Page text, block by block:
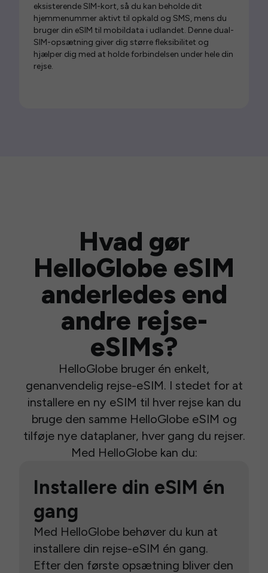
eksisterende SIM-kort, så du kan beholde dit
hjemmenummer aktivt til opkald og SMS, mens du
bruger din eSIM til mobildata i udlandet. Denne dual-
SIM-opsætning giver dig større fleksibilitet og
hjælper dig med at holde forbindelsen under hele din
rejse.
Hvad gør
HelloGlobe eSIM
anderledes end
andre rejse-
eSIMs?
HelloGlobe bruger én enkelt,
genanvendelig rejse-eSIM. I stedet for at
installere en ny eSIM til hver rejse kan du
bruge den samme HelloGlobe eSIM og
tilføje nye dataplaner, hver gang du rejser.
Med HelloGlobe kan du:
Installere din eSIM én
gang
Med HelloGlobe behøver du kun at
installere din rejse-eSIM én gang.
Efter den første opsætning bliver den